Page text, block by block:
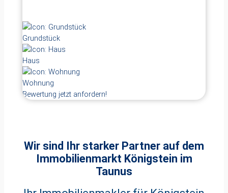
Grundstück
Haus
Wohnung
Bewertung jetzt anfordern!
Wir sind Ihr starker Partner auf dem
Immobilienmarkt Königstein im
Taunus